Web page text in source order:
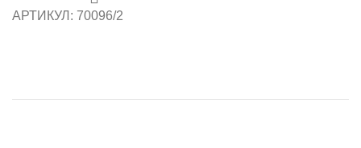
АРТИКУЛ: 70096/2